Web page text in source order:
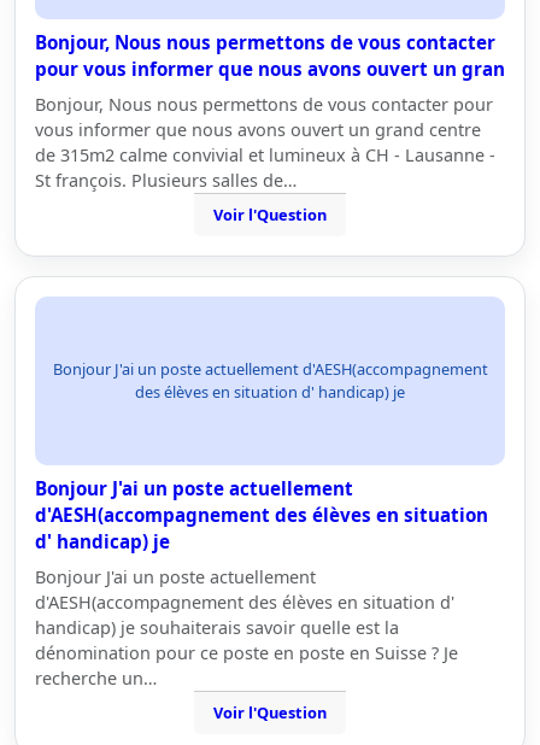
Bonjour, Nous nous permettons de vous contacter
pour vous informer que nous avons ouvert un gran
Bonjour, Nous nous permettons de vous contacter pour
vous informer que nous avons ouvert un grand centre
de 315m2 calme convivial et lumineux à CH - Lausanne -
St françois. Plusieurs salles de…
Voir l'Question
Bonjour J'ai un poste actuellement d'AESH(accompagnement
des élèves en situation d' handicap) je
Bonjour J'ai un poste actuellement
d'AESH(accompagnement des élèves en situation
d' handicap) je
Bonjour J'ai un poste actuellement
d'AESH(accompagnement des élèves en situation d'
handicap) je souhaiterais savoir quelle est la
dénomination pour ce poste en poste en Suisse ? Je
recherche un…
Voir l'Question